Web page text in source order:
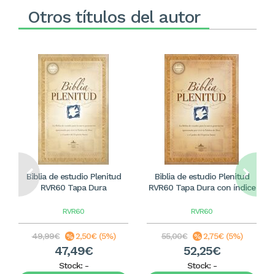
Otros títulos del autor
Biblia de estudio Plenitud
RVR60 Tapa Dura
RVR60
49,99€ 2,50€ (5%)
47,49€
Stock: -
Biblia de estudio Plenitud
RVR60 Tapa Dura con índice
RVR60
55,00€ 2,75€ (5%)
52,25€
Stock: -